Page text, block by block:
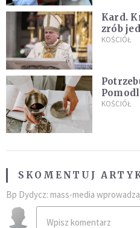
Kard.
zrób
stanie
KOŚCIÓŁ
KOŚCIÓŁ
SKOMENTUJ
Bp Dydycz: mass-media